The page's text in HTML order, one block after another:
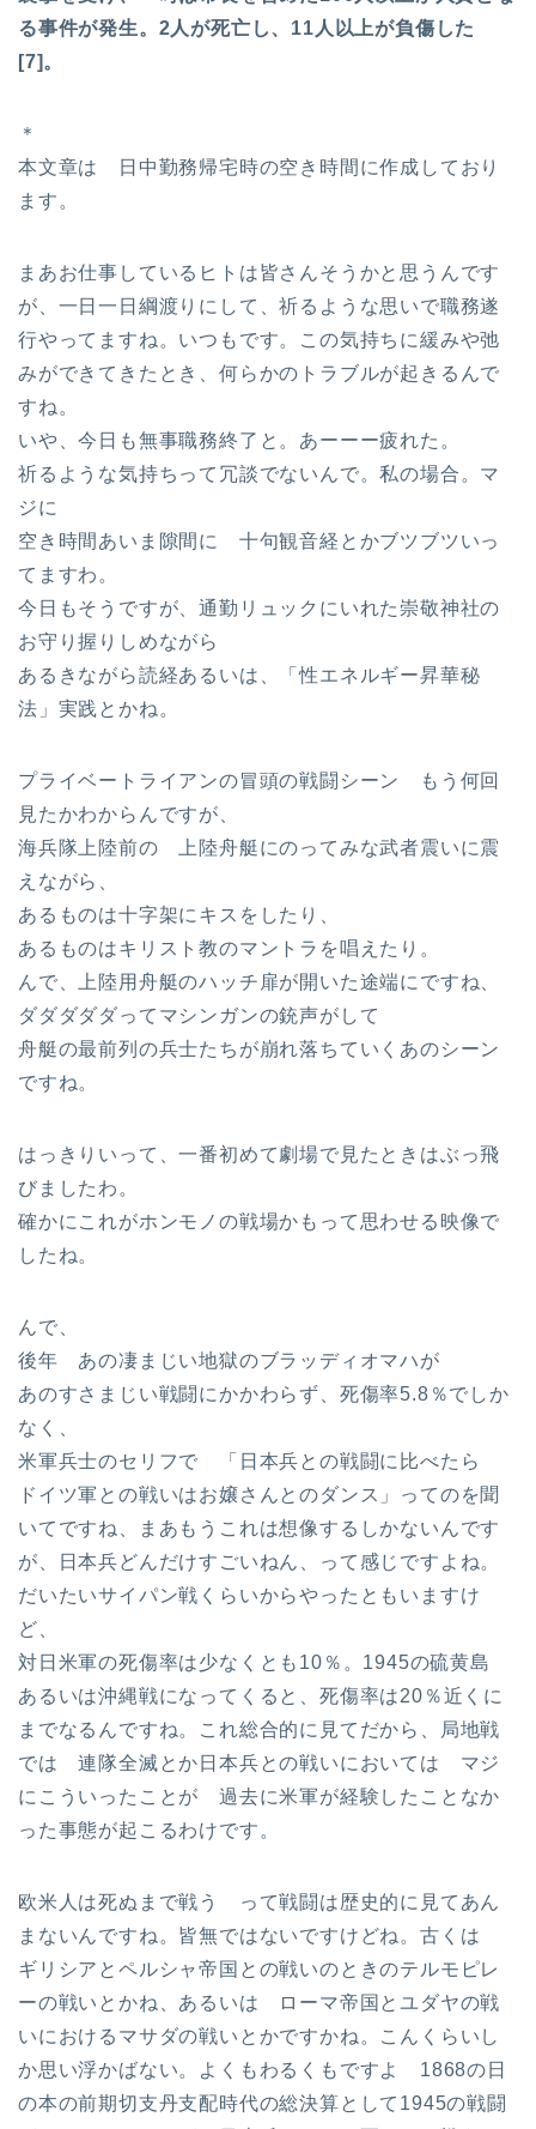
る事件が発生。2人が死亡し、11人以上が負傷した
[7]。
＊
本文章は 日中勤務帰宅時の空き時間に作成しており
ます。
まあお仕事しているヒトは皆さんそうかと思うんです
が、一日一日綱渡りにして、祈るような思いで職務遂
行やってますね。いつもです。この気持ちに緩みや弛
みができてきたとき、何らかのトラブルが起きるんで
すね。
いや、今日も無事職務終了と。あーーー疲れた。
祈るような気持ちって冗談でないんで。私の場合。マ
ジに
空き時間あいま隙間に 十句観音経とかブツブツいっ
てますわ。
今日もそうですが、通勤リュックにいれた崇敬神社の
お守り握りしめながら
あるきながら読経あるいは、「性エネルギー昇華秘
法」実践とかね。
プライベートライアンの冒頭の戦闘シーン もう何回
見たかわからんですが、
海兵隊上陸前の 上陸舟艇にのってみな武者震いに震
えながら、
あるものは十字架にキスをしたり、
あるものはキリスト教のマントラを唱えたり。
んで、上陸用舟艇のハッチ扉が開いた途端にですね、
ダダダダダってマシンガンの銃声がして
舟艇の最前列の兵士たちが崩れ落ちていくあのシーン
ですね。
はっきりいって、一番初めて劇場で見たときはぶっ飛
びましたわ。
確かにこれがホンモノの戦場かもって思わせる映像で
したね。
んで、
後年 あの凄まじい地獄のブラッディオマハが
あのすさまじい戦闘にかかわらず、死傷率5.8％でしか
なく、
米軍兵士のセリフで 「日本兵との戦闘に比べたら
ドイツ軍との戦いはお嬢さんとのダンス」ってのを聞
いてですね、まあもうこれは想像するしかないんです
が、日本兵どんだけすごいねん、って感じですよね。
だいたいサイパン戦くらいからやったともいますけ
ど、
対日米軍の死傷率は少なくとも10％。1945の硫黄島
あるいは沖縄戦になってくると、死傷率は20％近くに
までなるんですね。これ総合的に見てだから、局地戦
では 連隊全滅とか日本兵との戦いにおいては マジ
にこういったことが 過去に米軍が経験したことなか
った事態が起こるわけです。
欧米人は死ぬまで戦う って戦闘は歴史的に見てあん
まないんですね。皆無ではないですけどね。古くは
ギリシアとペルシャ帝国との戦いのときのテルモピレ
ーの戦いとかね、あるいは ローマ帝国とユダヤの戦
いにおけるマサダの戦いとかですかね。こんくらいし
か思い浮かばない。よくもわるくもですよ 1868の日
の本の前期切支丹支配時代の総決算として1945の戦闘